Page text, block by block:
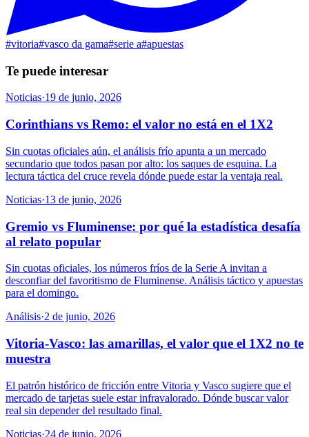
#vitoria#vasco da gama#serie a#apuestas
Te puede interesar
Noticias·19 de junio, 2026
Corinthians vs Remo: el valor no está en el 1X2
Sin cuotas oficiales aún, el análisis frío apunta a un mercado
secundario que todos pasan por alto: los saques de esquina. La
lectura táctica del cruce revela dónde puede estar la ventaja real.
Noticias·13 de junio, 2026
Gremio vs Fluminense: por qué la estadística desafía
al relato popular
Sin cuotas oficiales, los números fríos de la Serie A invitan a
desconfiar del favoritismo de Fluminense. Análisis táctico y apuestas
para el domingo.
Análisis·2 de junio, 2026
Vitoria-Vasco: las amarillas, el valor que el 1X2 no te
muestra
El patrón histórico de fricción entre Vitoria y Vasco sugiere que el
mercado de tarjetas suele estar infravalorado. Dónde buscar valor
real sin depender del resultado final.
Noticias·24 de junio, 2026